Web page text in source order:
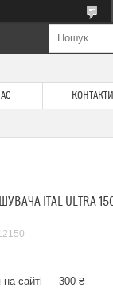
КОНТАКТИ
ITAL ULTRA
на сайті — 300 ₴